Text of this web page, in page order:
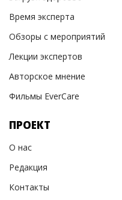
Время эксперта
Обзоры с мероприятий
Лекции экспертов
Авторское мнение
Фильмы EverCare
ПРОЕКТ
О нас
Редакция
Контакты